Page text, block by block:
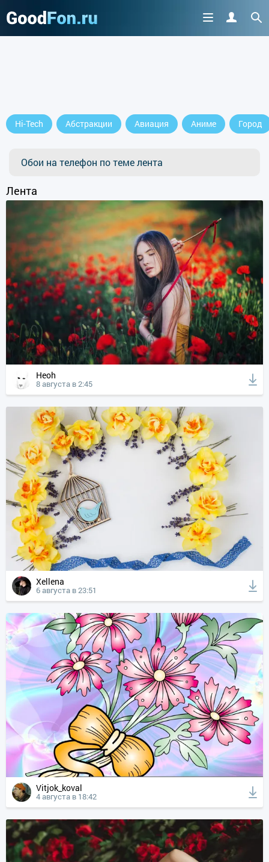
Hi-Tech Абстракции Авиация Аниме Город
Обои на телефон по теме лента
Лента
Heoh
8 августа в 2:45
Xellena
6 августа в 23:51
Vitjok_koval
4 августа в 18:42